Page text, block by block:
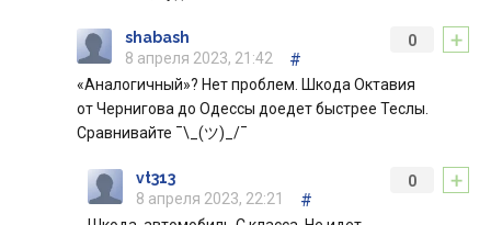
+
0
shabash
8 апреля 2023, 21:42
#
«Аналогичный»? Нет проблем. Шкода Октавия
от Чернигова до Одессы доедет быстрее Теслы.
Сравнивайте ¯\_(ツ)_/¯
+
0
vt313
8 апреля 2023, 22:21
#